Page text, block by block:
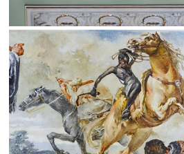
Status